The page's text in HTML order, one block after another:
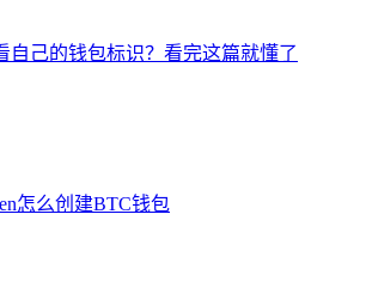
自己的钱包标识？看完这篇就懂了
怎么创建BTC钱包